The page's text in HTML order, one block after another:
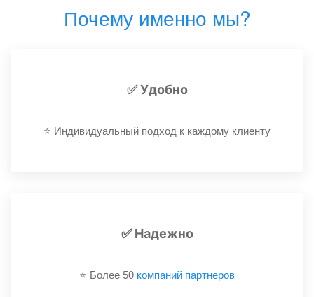
Почему именно мы?
✅ Удобно
⭐️ Индивидуальный подход к каждому клиенту
✅ Надежно
⭐️ Более 50 компаний партнеров